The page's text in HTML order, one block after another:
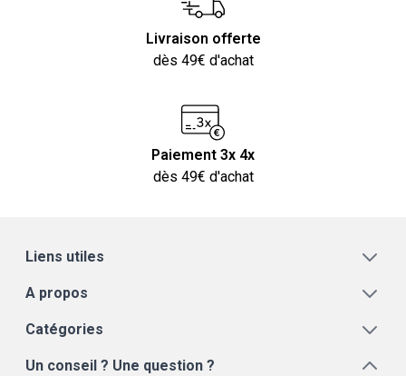
Livraison offerte
dès 49€ d'achat
Paiement 3x 4x
dès 49€ d'achat
Liens utiles
A propos
Catégories
Un conseil ? Une question ?